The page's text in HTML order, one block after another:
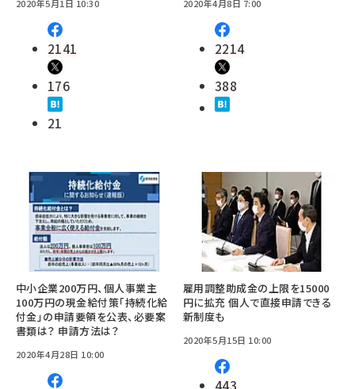
2020年5月1日 10:30
2141
176
21
2020年4月8日 7:00
2214
388
中小企業200万円、個人事業主
100万円の現金給付策「持続化給
付金」の申請要領を公表、必要案
書類は？ 申請方法は？
2020年4月28日 10:00
雇用調整助成金の上限を15000
円に拡充 個人で直接申請できる
新制度も
2020年5月15日 10:00
443